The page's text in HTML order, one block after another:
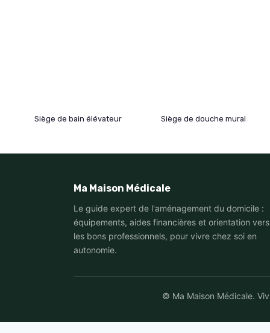
Siège de bain élévateur Siège de douche mural
Ma Maison Médicale
Le guide expert de l'aménagement du domicile :
équipements, aides financières et orientation vers
les bons professionnels, pour vivre chez soi en
autonomie.
© Ma Maison Médicale.